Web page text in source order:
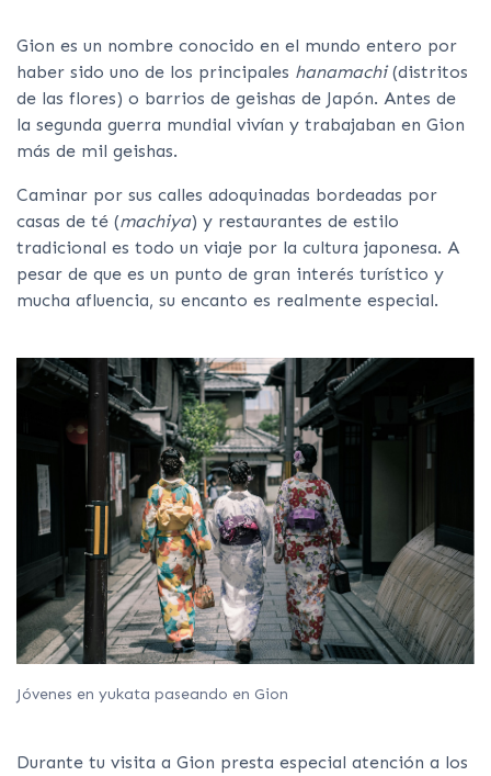
Gion es un nombre conocido en el mundo entero por
haber sido uno de los principales hanamachi(distritos
de las flores) o barrios de geishas de Japón. Antes de
la segunda guerra mundial vivían y trabajaban en Gion
más de mil geishas.
Caminar por sus calles adoquinadas bordeadas por
casas de té (machiya) y restaurantes de estilo
tradicional es todo un viaje por la cultura japonesa. A
pesar de que es un punto de gran interés turístico y
mucha afluencia, su encanto es realmente especial.
Jóvenes en yukata paseando en Gion
Durante tu visita a Gion presta especial atención a los